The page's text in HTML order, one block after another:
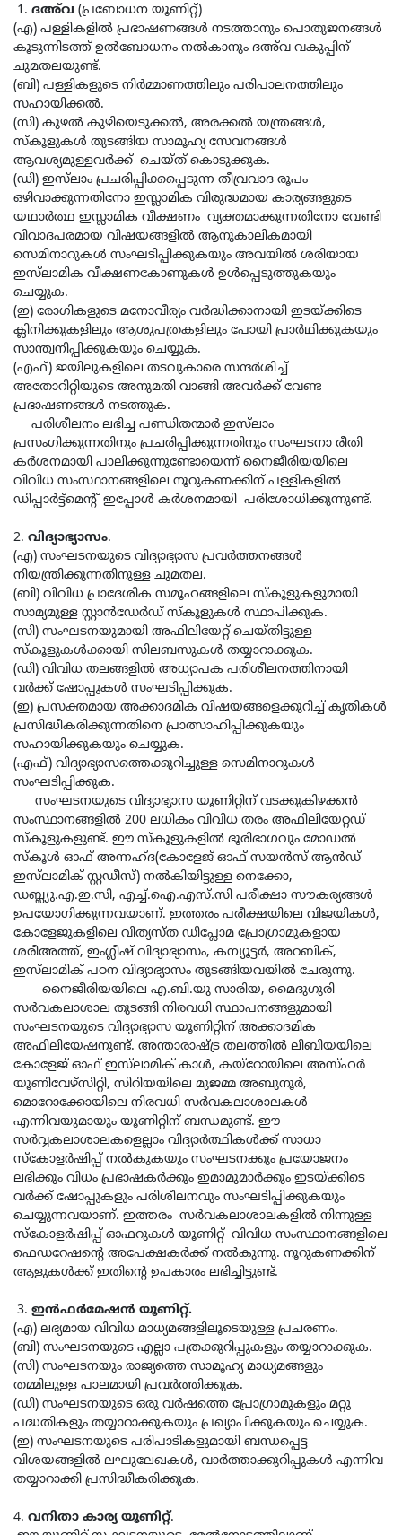
1. ദഅ്‌വ (പ്രബോധന യൂണിറ്റ്)
(എ) പള്ളികളില്‍ പ്രഭാഷണങ്ങള്‍ നടത്താനും പൊതുജനങ്ങള്‍
കൂടുന്നിടത്ത് ഉല്‍ബോധനം നല്‍കാനും ദഅ്‌വ വകുപ്പിന്
ചുമതലയുണ്ട്.
(ബി) പള്ളികളുടെ നിര്‍മ്മാണത്തിലും പരിപാലനത്തിലും
സഹായിക്കല്‍.
(സി) കുഴൽ കുഴിയെടുക്കല്‍, അരക്കല്‍ യന്ത്രങ്ങള്‍,
സ്‌കൂളുകള്‍ തുടങ്ങിയ സാമൂഹ്യ സേവനങ്ങള്‍
ആവശ്യമുള്ളവർക്ക് ചെയ്ത് കൊടുക്കുക.
(ഡി) ഇസ്‌ലാം പ്രചരിപ്പിക്കപ്പെടുന്ന തീവ്രവാദ രൂപം
ഒഴിവാക്കുന്നതിനോ ഇസ്ലാമിക വിരുദ്ധമായ കാര്യങ്ങളുടെ
യഥാർത്ഥ ഇസ്ലാമിക വീക്ഷണം വ്യക്തമാക്കുന്നതിനോ വേണ്ടി
വിവാദപരമായ വിഷയങ്ങളില്‍ ആനുകാലികമായി
സെമിനാറുകള്‍ സംഘടിപ്പിക്കുകയും അവയില്‍ ശരിയായ
ഇസ്‌ലാമിക വീക്ഷണകോണുകള്‍ ഉള്‍പ്പെടുത്തുകയും
ചെയ്യുക.
(ഇ) രോഗികളുടെ മനോവീര്യം വര്‍ദ്ധിക്കാനായി ഇടയ്ക്കിടെ
ക്ലിനിക്കുകളിലും ആശുപത്രകളിലും പോയി പ്രാര്‍ഥിക്കുകയും
സാന്ത്വനിപ്പിക്കുകയും ചെയ്യുക.
(എഫ്) ജയിലുകളിലെ തടവുകാരെ സന്ദര്‍ശിച്ച്
അതോറിറ്റിയുടെ അനുമതി വാങ്ങി അവര്‍ക്ക് വേണ്ട
പ്രഭാഷണങ്ങള്‍ നടത്തുക.
പരിശീലനം ലഭിച്ച പണ്ഡിതന്മാർ ഇസ്‌ലാം
പ്രസംഗിക്കുന്നതിനും പ്രചരിപ്പിക്കുന്നതിനും സംഘടനാ രീതി
കർശനമായി പാലിക്കുന്നുണ്ടോയെന്ന് നൈജീരിയയിലെ
വിവിധ സംസ്ഥാനങ്ങളിലെ നൂറുകണക്കിന് പള്ളികളിൽ
ഡിപ്പാർട്ട്മെന്റ് ഇപ്പോൾ കർശനമായി പരിശോധിക്കുന്നുണ്ട്.
2. വിദ്യാഭ്യാസം.
(എ) സംഘടനയുടെ വിദ്യാഭ്യാസ പ്രവര്‍ത്തനങ്ങള്‍
നിയന്ത്രിക്കുന്നതിനുള്ള ചുമതല.
(ബി) വിവിധ പ്രാദേശിക സമൂഹങ്ങളിലെ സ്‌കൂളുകളുമായി
സാമ്യമുള്ള സ്റ്റാന്‍ഡേര്‍ഡ് സ്‌കൂളുകള്‍ സ്ഥാപിക്കുക.
(സി) സംഘടനയുമായി അഫിലിയേറ്റ് ചെയ്തിട്ടുള്ള
സ്‌കൂളുകള്‍ക്കായി സിലബസുകള്‍ തയ്യാറാക്കുക.
(ഡി) വിവിധ തലങ്ങളിൽ അധ്യാപക പരിശീലനത്തിനായി
വര്‍ക്ക് ഷോപ്പുകള്‍ സംഘടിപ്പിക്കുക.
(ഇ) പ്രസക്തമായ അക്കാദമിക വിഷയങ്ങളെക്കുറിച്ച് കൃതികള്‍
പ്രസിദ്ധീകരിക്കുന്നതിനെ പ്രാത്സാഹിപ്പിക്കുകയും
സഹായിക്കുകയും ചെയ്യുക.
(എഫ്) വിദ്യാഭ്യാസത്തെക്കുറിച്ചുള്ള സെമിനാറുകള്‍
സംഘടിപ്പിക്കുക.
സംഘടനയുടെ വിദ്യാഭ്യാസ യൂണിറ്റിന് വടക്കുകിഴക്കന്‍
സംസ്ഥാനങ്ങളില്‍ 200 ലധികം വിവിധ തരം അഫിലിയേറ്റഡ്
സ്‌കൂളുകളുണ്ട്. ഈ സ്‌കൂളുകളില്‍ ഭൂരിഭാഗവും മോഡല്‍
സ്‌കൂള്‍ ഓഫ് അന്നഹ്ദ(കോളേജ് ഓഫ് സയന്‍സ് ആന്‍ഡ്
ഇസ്‌ലാമിക് സ്റ്റഡീസ്) നല്‍കിയിട്ടുള്ള നെക്കോ,
ഡബ്ല്യു.എ.ഇ.സി, എച്ച്.ഐ.എസ്.സി പരീക്ഷാ സൗകര്യങ്ങള്‍
ഉപയോഗിക്കുന്നവയാണ്. ഇത്തരം പരീക്ഷയിലെ വിജയികള്‍,
കോളേജുകളിലെ വിത്യസ്ത ഡിപ്ലോമ പ്രോഗ്രാമുകളായ
ശരീഅത്ത്, ഇംഗ്ലീഷ് വിദ്യാഭ്യാസം, കമ്പ്യൂട്ടര്‍, അറബിക്,
ഇസ്‌ലാമിക് പഠന വിദ്യാഭ്യാസം തുടങ്ങിയവയില്‍ ചേരുന്നു.
നൈജീരിയയിലെ എ.ബി.യു സാരിയ, മൈദുഗുരി
സര്‍വകലാശാല തുടങ്ങി നിരവധി സ്ഥാപനങ്ങളുമായി
സംഘടനയുടെ വിദ്യാഭ്യാസ യൂണിറ്റിന് അക്കാദമിക
അഫിലിയേഷനുണ്ട്. അന്താരാഷ്ട്ര തലത്തില്‍ ലിബിയയിലെ
കോളേജ് ഓഫ് ഇസ്‌ലാമിക് കാള്‍, കയ്‌റോയിലെ അസ്ഹര്‍
യൂണിവേഴ്‌സിറ്റി, സിറിയയിലെ മുജമ്മ അബുനൂര്‍,
മൊറോക്കോയിലെ നിരവധി സര്‍വകലാശാലകള്‍
എന്നിവയുമായും യൂണിറ്റിന് ബന്ധമുണ്ട്. ഈ
സര്‍വ്വകലാശാലകളെല്ലാം വിദ്യാര്‍ത്ഥികള്‍ക്ക് സാധാ
സ്‌കോളര്‍ഷിപ്പ് നൽകുകയും സംഘടനക്കും പ്രയോജനം
ലഭിക്കും വിധം പ്രഭാഷകര്‍ക്കും ഇമാമുമാർക്കും ഇടയ്ക്കിടെ
വര്‍ക്ക് ഷോപ്പുകളും പരിശീലനവും സംഘടിപ്പിക്കുകയും
ചെയ്യുന്നവയാണ്. ഇത്തരം സര്‍വകലാശാലകളില്‍ നിന്നുള്ള
സ്‌കോളര്‍ഷിപ്പ് ഓഫറുകള്‍ യൂണിറ്റ് വിവിധ സംസ്ഥാനങ്ങളിലെ
ഫെഡറേഷന്റെ അപേക്ഷകര്‍ക്ക് നല്‍കുന്നു. നൂറുകണക്കിന്
ആളുകള്‍ക്ക് ഇതിന്റെ ഉപകാരം ലഭിച്ചിട്ടുണ്ട്.
3. ഇന്‍ഫര്‍മേഷന്‍ യൂണിറ്റ്.
(എ) ലഭ്യമായ വിവിധ മാധ്യമങ്ങളിലൂടെയുള്ള പ്രചരണം.
(ബി) സംഘടനയുടെ എല്ലാ പത്രക്കുറിപ്പുകളും തയ്യാറാക്കുക.
(സി) സംഘടനയും രാജ്യത്തെ സാമൂഹ്യ മാധ്യമങ്ങളും
തമ്മിലുള്ള പാലമായി പ്രവർത്തിക്കുക.
(ഡി) സംഘടനയുടെ ഒരു വര്‍ഷത്തെ പ്രോഗ്രാമുകളും മറ്റു
പദ്ധതികളും തയ്യാറാക്കുകയും പ്രഖ്യാപിക്കുകയും ചെയ്യുക.
(ഇ) സംഘടനയുടെ പരിപാടികളുമായി ബന്ധപ്പെട്ട
വിശയങ്ങളില്‍ ലഘുലേഖകള്‍, വാര്‍ത്താക്കുറിപ്പുകള്‍ എന്നിവ
തയ്യാറാക്കി പ്രസിദ്ധീകരിക്കുക.
4. വനിതാ കാര്യ യൂണിറ്റ്.